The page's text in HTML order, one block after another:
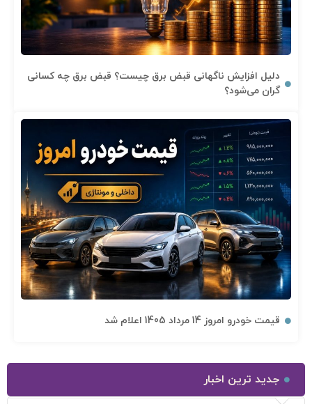
دلیل افزایش ناگهانی قبض برق چیست؟ قبض برق چه کسانی
گران می‌شود؟
قیمت خودرو امروز 14 مرداد 1405 اعلام شد
جدید ترین اخبار